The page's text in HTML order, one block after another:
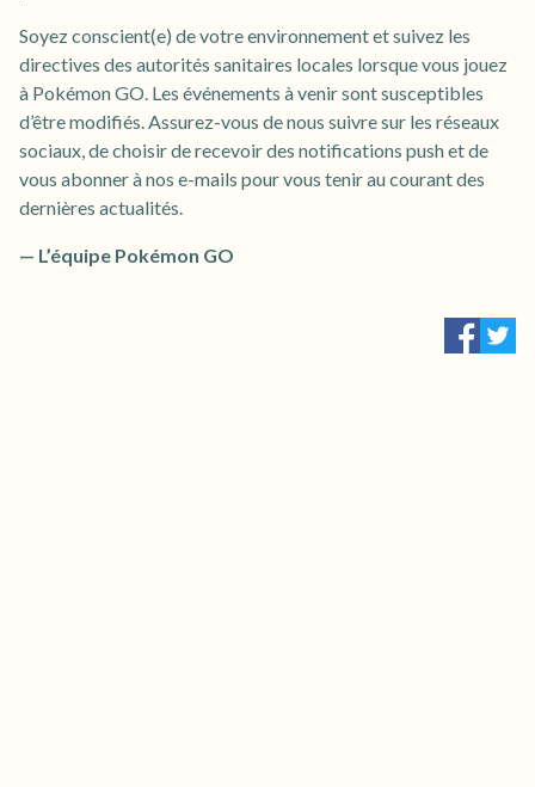
Soyez conscient(e) de votre environnement et suivez les
directives des autorités sanitaires locales lorsque vous jouez
à Pokémon GO. Les événements à venir sont susceptibles
d’être modifiés. Assurez-vous de nous suivre sur les réseaux
sociaux, de choisir de recevoir des notifications push et de
vous abonner à nos e-mails pour vous tenir au courant des
dernières actualités.
— L’équipe Pokémon GO